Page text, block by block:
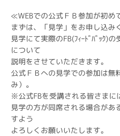
≪WEBでの公式ＦＢ参加が初め
まずは、「見学」をお申し込み
見学にて実際のFB(ﾌｨｰﾄﾞﾊﾞｯｸ)
について
説明をさせていただきます。
公式ＦＢへの見学での参加は無
み）。
※公式FBを受講される皆さまに
見学の方が同席される場合があ
すよう
よろしくお願いいたします。